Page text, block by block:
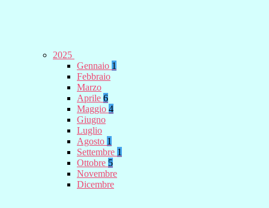
2025
Gennaio 1
Febbraio
Marzo
Aprile 6
Maggio 4
Giugno
Luglio
Agosto 1
Settembre 1
Ottobre 5
Novembre
Dicembre